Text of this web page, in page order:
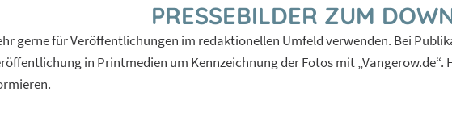
PRESSEBILDER ZUM
gerne für Veröffentlichungen im redaktionellen Umfeld verwenden. Bei
in Printmedien um Kennzeichnung der Fotos mit